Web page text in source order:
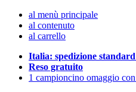
al menù principale
al contenuto
al carrello
Italia: spedizione
Reso gratuito
1 campioncino omaggio